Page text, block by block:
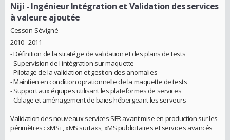
Niji - Ingénieur Intégration et Validation des services
à valeure ajoutée
Cesson-Sévigné
2010 - 2011
- Définition de la stratégie de validation et des plans de tests
- Supervision de l'intégration sur maquette
- Pilotage de la validation et gestion des anomalies
- Maintien en condition oprationnelle de la maquette de tests
- Support aux équipes utilisant les plateformes de services
- Cblage et aménagement de baies hébergeant les serveurs
Validation des nouveaux services SFR avant mise en production sur les
périmètres : xMS+, xMS surtaxs, xMS publicitaires et services avancés